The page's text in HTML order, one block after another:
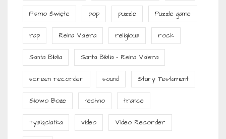
Pismo Święte pop puzzle Puzzle game
rap Reina Valera religious rock
Santa Biblia Santa Biblia - Reina Valera
screen recorder sound Stary Testament
Słowo Boże techno trance
Tysiąclatka video Video Recorder